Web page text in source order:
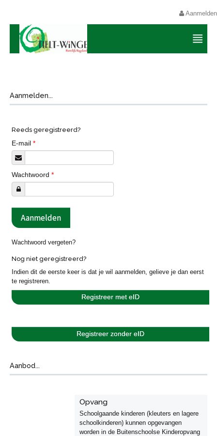
Aanmelden
Aanmelden...
Reeds geregistreerd?
E-mail*
Wachtwoord*
Wachtwoord vergeten?
Nog niet geregistreerd?
Indien dit de eerste keer is dat je wil aanmelden, gelieve je dan eerst
te registreren.
Registreer met eID
Registreer zonder eID
Aanbod...
Opvang
Schoolgaande kinderen (kleuters en lagere
schoolkinderen) kunnen opgevangen
worden in de Buitenschoolse Kinderopvang